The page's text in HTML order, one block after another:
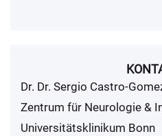
Dr. Dr. Sergio Castro-
Zentrum für Neurologie &
Universitätsklinikum Bonn